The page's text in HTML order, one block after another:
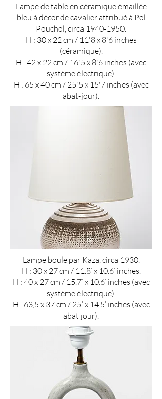
Lampe de table en céramique émaillée
bleu à décor de cavalier attribué à Pol
Pouchol, circa 1940-1950.
H : 30 x 22 cm / 11'8 x 8'6 inches
(céramique).
H : 42 x 22 cm / 16'5 x 8'6 inches (avec
système électrique).
H : 65 x 40 cm / 25'5 x 15'7 inches (avec
abat-jour).
Lampe boule par Kaza, circa 1930.
H : 30 x 27 cm / 11.8’ x 10.6’ inches.
H : 40x 27cm / 15.7’ x 10.6’ inches (avec
système électrique).
H : 63,5 x 37cm / 25’ x 14.5’ inches (avec
abat jour).